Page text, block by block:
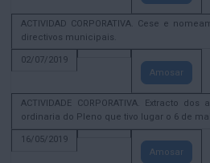
ACTIVIDAD CORPORATIVA. Cese e
directivos municipais.
02/07/2019
Amosar
ACTIVIDADE CORPORATIVA. Extracto
ordinaria do Pleno que tivo lugar o 6 de
16/05/2019
Amosar